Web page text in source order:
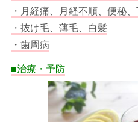
・月経痛、月経不順、便秘
・抜け毛、薄毛、白髪
・歯周病
■治療・予防